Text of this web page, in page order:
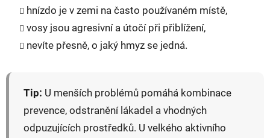
hnízdo je v zemi na často používaném místě,
vosy jsou agresivní a útočí při přiblížení,
nevíte přesně, o jaký hmyz se jedná.
Tip: U menších problémů pomáhá kombinace
prevence, odstranění lákadel a vhodných
odpuzujících prostředků. U velkého aktivního